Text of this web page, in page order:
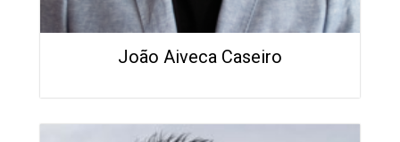
João Aiveca Caseiro